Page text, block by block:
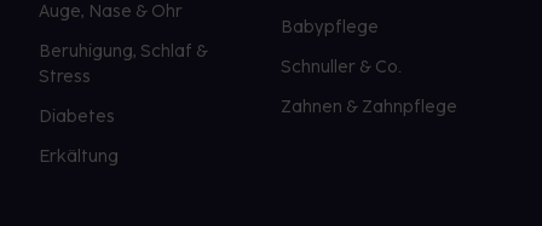
Auge, Nase & Ohr
Beruhigung, Schlaf &
Stress
Diabetes
Erkältung
Babypflege
Schnuller & Co.
Zahnen & Zahnpflege